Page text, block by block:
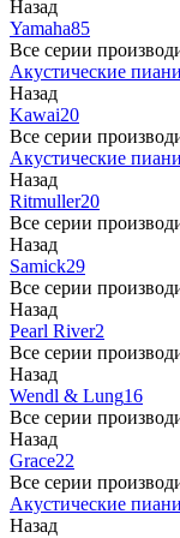
Назад
Yamaha85
Все серии
Акустические
Назад
Kawai20
Все серии
Акустические
Назад
Ritmuller20
Все серии
Назад
Samick29
Все серии
Назад
Pearl River2
Все серии
Назад
Wendl & Lung16
Все серии
Назад
Grace22
Все серии
Акустические
Назад